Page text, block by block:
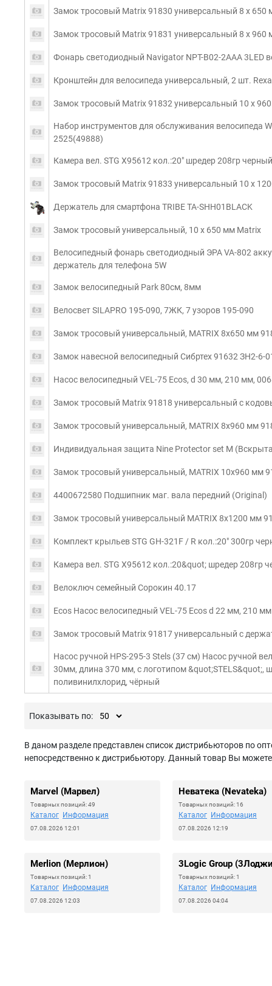
Замок тросовый Matrix 91830 универсальный 8 х 650
Замок тросовый Matrix 91831 универсальный 8 х 960
Фонарь светодиодный Navigator NPT-B02-2AAA 3LED
Кронштейн для велосипеда универсальный, 2 шт.
Замок тросовый Matrix 91832 универсальный 10 х
Набор инструментов для обслуживания велосипеда
2525(49888)
Камера вел. STG Х95612 кол.:20" шредер 208гр черный
Замок тросовый Matrix 91833 универсальный 10 х
Держатель для смартфона TRIBE TA-SHH01BLACK
Замок тросовый универсальный, 10 х 650 мм Matrix
Велосипедный фонарь светодиодный ЭРА VA-802
держатель для телефона 5W
Замок велосипедный Park 80см, 8мм
Велосвет SILAPRO 195-090, 7ЖК, 7 узоров 195-090
Замок тросовый универсальный, MATRIX 8х650 мм
Замок навесной велосипедный Сибртех 91632 ЗН2-6-
Насос велосипедный VEL-75 Ecos, d 30 мм, 210 мм,
Замок тросовый Matrix 91818 универсальный с
Замок тросовый универсальный, MATRIX 8х960 мм
Индивидуальная защита Nine Protector set M
Замок тросовый универсальный, MATRIX 10х960 мм
4400672580 Подшипник маг. вала передний (Original)
Замок тросовый универсальный MATRIX 8х1200 мм
Комплект крыльев STG GH-321F / R кол.:20" 300гр
Камера вел. STG Х95612 кол.:20&quot; шредер 208гр
Велоключ семейный Сорокин 40.17
Ecos Насос велосипедный VEL-75 Ecos d 22 мм, 210
Замок тросовый Matrix 91817 универсальный с
Насос ручной HPS-295-3 Stels (37 см) Насос ручной
30мм, длина 370 мм, с логотипом &quot;STELS&quot;,
поливинилхлорид, чёрный
Показывать по:
В даном разделе представлен список дистрибьюторов по
непосредственно к дистрибьютору. Данный товар Вы
Marvel (Марвел)
Товарных позиций: 49
Каталог Информация
07.08.2026 12:01
Неватека (Nevateka)
Товарных позиций: 16
Каталог Информация
07.08.2026 12:19
Merlion (Мерлион)
Товарных позиций: 1
Каталог Информация
07.08.2026 12:03
3Logic Group
Товарных позиций: 1
Каталог Информация
07.08.2026 04:04